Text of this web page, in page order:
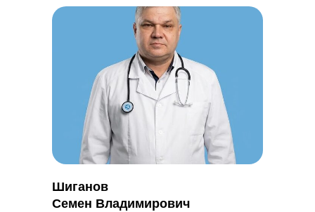
Шиганов
Семен Владимирович